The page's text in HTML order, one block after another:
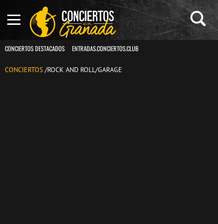
CONCIERTOS DESTACADOS ENTRADAS.CONCIERTOS.CLUB
CONCIERTOS /ROCK AND ROLL/GARAGE